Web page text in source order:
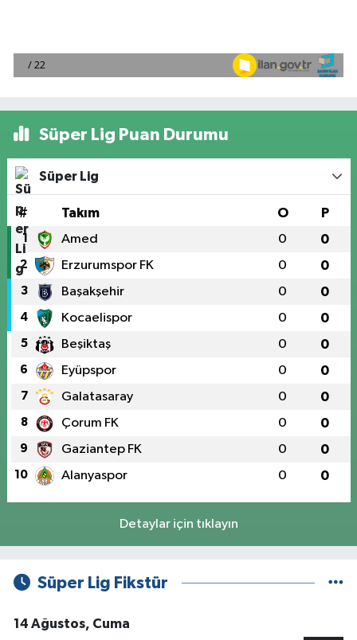
Süper Lig Puan Durumu
Süper Lig
# Takım O P
1 Amed 0 0
2 Erzurumspor FK 0 0
3 Başakşehir 0 0
4 Kocaelispor 0 0
5 Beşiktaş 0 0
6 Eyüpspor 0 0
7 Galatasaray 0 0
8 Çorum FK 0 0
9 Gaziantep FK 0 0
10 Alanyaspor 0 0
Detaylar için tıklayın
Süper Lig Fikstür
14 Ağustos, Cuma